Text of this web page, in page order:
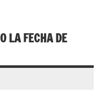
LA FECHA DE